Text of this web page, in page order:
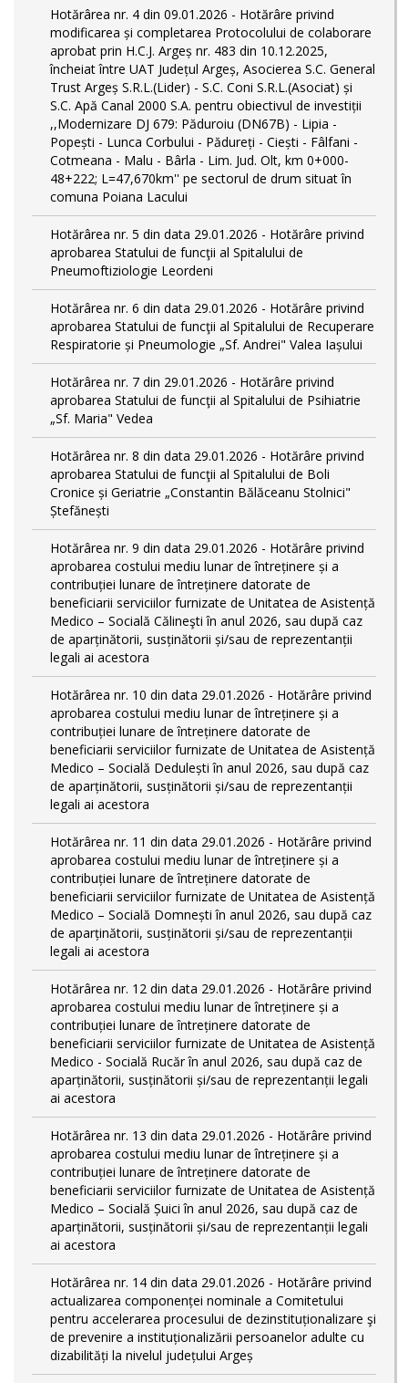
Hotărârea nr. 4 din 09.01.2026 - Hotărâre privind
modificarea și completarea Protocolului de colaborare
aprobat prin H.C.J. Argeș nr. 483 din 10.12.2025,
încheiat între UAT Județul Argeș, Asocierea S.C. General
Trust Argeș S.R.L.(Lider) - S.C. Coni S.R.L.(Asociat) și
S.C. Apă Canal 2000 S.A. pentru obiectivul de investiții
,,Modernizare DJ 679: Păduroiu (DN67B) - Lipia -
Popești - Lunca Corbului - Pădureți - Ciești - Fâlfani -
Cotmeana - Malu - Bârla - Lim. Jud. Olt, km 0+000-
48+222; L=47,670km'' pe sectorul de drum situat în
comuna Poiana Lacului
Hotărârea nr. 5 din data 29.01.2026 - Hotărâre privind
aprobarea Statului de funcţii al Spitalului de
Pneumoftiziologie Leordeni
Hotărârea nr. 6 din data 29.01.2026 - Hotărâre privind
aprobarea Statului de funcţii al Spitalului de Recuperare
Respiratorie și Pneumologie „Sf. Andrei" Valea Iașului
Hotărârea nr. 7 din 29.01.2026 - Hotărâre privind
aprobarea Statului de funcţii al Spitalului de Psihiatrie
„Sf. Maria" Vedea
Hotărârea nr. 8 din data 29.01.2026 - Hotărâre privind
aprobarea Statului de funcţii al Spitalului de Boli
Cronice și Geriatrie „Constantin Bălăceanu Stolnici"
Ștefănești
Hotărârea nr. 9 din data 29.01.2026 - Hotărâre privind
aprobarea costului mediu lunar de întreținere și a
contribuției lunare de întreținere datorate de
beneficiarii serviciilor furnizate de Unitatea de Asistență
Medico – Socială Călineşti în anul 2026, sau după caz
de aparținătorii, susținătorii și/sau de reprezentanții
legali ai acestora
Hotărârea nr. 10 din data 29.01.2026 - Hotărâre privind
aprobarea costului mediu lunar de întreținere și a
contribuției lunare de întreținere datorate de
beneficiarii serviciilor furnizate de Unitatea de Asistență
Medico – Socială Dedulești în anul 2026, sau după caz
de aparținătorii, susținătorii și/sau de reprezentanții
legali ai acestora
Hotărârea nr. 11 din data 29.01.2026 - Hotărâre privind
aprobarea costului mediu lunar de întreținere și a
contribuției lunare de întreținere datorate de
beneficiarii serviciilor furnizate de Unitatea de Asistență
Medico – Socială Domnești în anul 2026, sau după caz
de aparținătorii, susținătorii și/sau de reprezentanții
legali ai acestora
Hotărârea nr. 12 din data 29.01.2026 - Hotărâre privind
aprobarea costului mediu lunar de întreținere și a
contribuției lunare de întreținere datorate de
beneficiarii serviciilor furnizate de Unitatea de Asistență
Medico - Socială Rucăr în anul 2026, sau după caz de
aparținătorii, susținătorii și/sau de reprezentanții legali
ai acestora
Hotărârea nr. 13 din data 29.01.2026 - Hotărâre privind
aprobarea costului mediu lunar de întreținere și a
contribuției lunare de întreținere datorate de
beneficiarii serviciilor furnizate de Unitatea de Asistență
Medico – Socială Șuici în anul 2026, sau după caz de
aparținătorii, susținătorii și/sau de reprezentanții legali
ai acestora
Hotărârea nr. 14 din data 29.01.2026 - Hotărâre privind
actualizarea componenței nominale a Comitetului
pentru accelerarea procesului de dezinstituționalizare şi
de prevenire a instituționalizării persoanelor adulte cu
dizabilități la nivelul județului Argeș